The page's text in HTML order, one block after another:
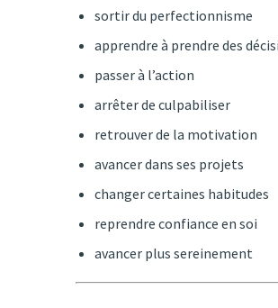
sortir du perfectionnisme
apprendre à prendre des
passer à l’action
arrêter de culpabiliser
retrouver de la motivation
avancer dans ses projets
changer certaines habitudes
reprendre confiance en soi
avancer plus sereinement